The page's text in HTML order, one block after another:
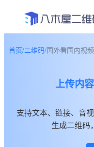
帮助中心
首页/二维码/国外看国内视
上传内
支持文本、链接、音
生成二维码